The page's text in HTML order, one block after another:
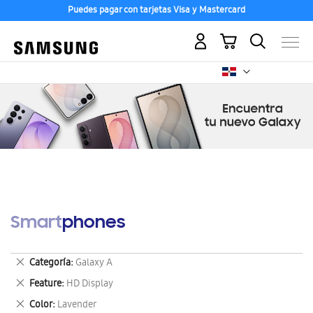
Puedes pagar con tarjetas Visa y Mastercard
Mi carrito
Smartphones
Categoría Galaxy A
Eliminar
este
artículo
Feature HD Display
Eliminar
este
Color Lavender
Eliminar